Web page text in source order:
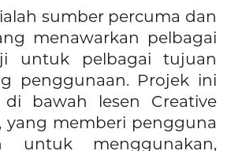
sumber percuma dan
menawarkan pelbagai
untuk pelbagai tujuan
penggunaan. Projek ini
di bawah lesen Creative
yang memberi pengguna
untuk menggunakan,